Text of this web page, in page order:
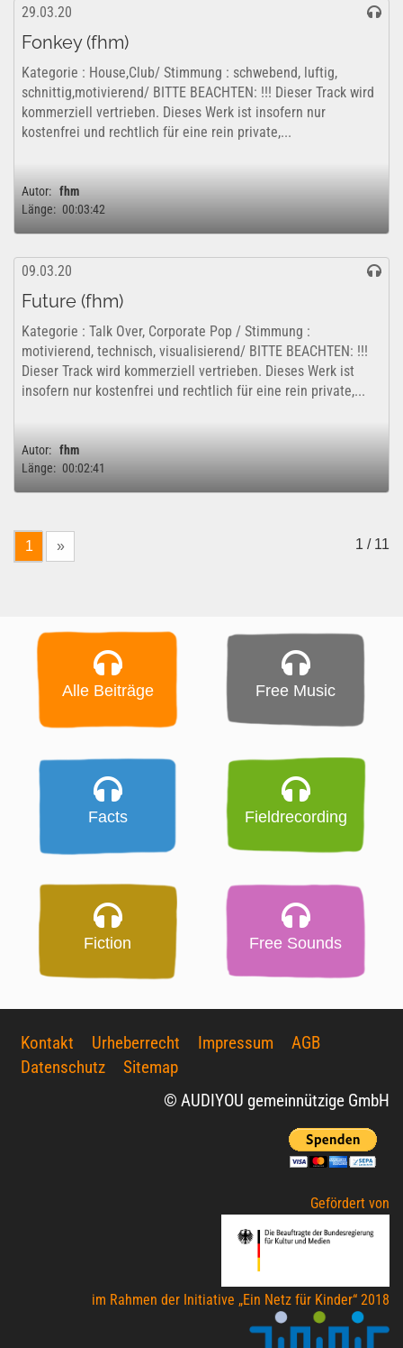
29.03.20
Fonkey (fhm)
Kategorie : House,Club/ Stimmung : schwebend, luftig,
schnittig,motivierend/ BITTE BEACHTEN: !!! Dieser Track wird
kommerziell vertrieben. Dieses Werk ist insofern nur
kostenfrei und rechtlich für eine rein private,...
Autor: fhm
Länge: 00:03:42
09.03.20
Future (fhm)
Kategorie : Talk Over, Corporate Pop / Stimmung :
motivierend, technisch, visualisierend/ BITTE BEACHTEN: !!!
Dieser Track wird kommerziell vertrieben. Dieses Werk ist
insofern nur kostenfrei und rechtlich für eine rein private,...
Autor: fhm
Länge: 00:02:41
1 » 1 / 11
Alle Beiträge Free Music
Facts Fieldrecording
Fiction Free Sounds
Kontakt Urheberrecht Impressum
AGB
Datenschutz
Sitemap
© AUDIYOU gemeinnützige GmbH
Gefördert von
im Rahmen der Initiative „Ein Netz für Kinder“ 2018